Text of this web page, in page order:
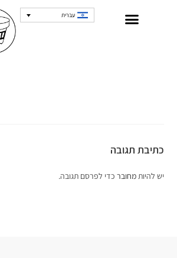
עברית
כתיבת תגובה
יש להיותמחובר כדי לפרסם תגובה.